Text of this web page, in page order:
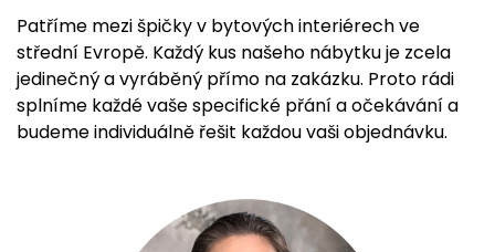
Patříme mezi špičky v bytových interiérech ve
střední Evropě. Každý kus našeho nábytku je zcela
jedinečný a vyráběný přímo na zakázku. Proto rádi
splníme každé vaše specifické přání a očekávání a
budeme individuálně řešit každou vaši objednávku.